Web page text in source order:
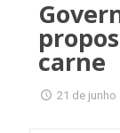
carne
21 de junho